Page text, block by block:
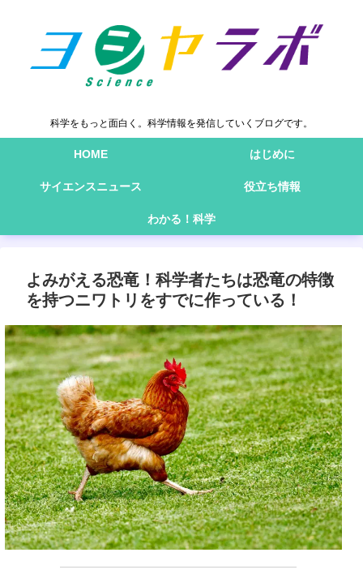
科学をもっと面白く。科学情報を発信していくブログです。
HOME はじめに
サイエンスニュース 役立ち情報
わかる！科学
よみがえる恐竜！科学者たちは恐竜の特徴
を持つニワトリをすでに作っている！